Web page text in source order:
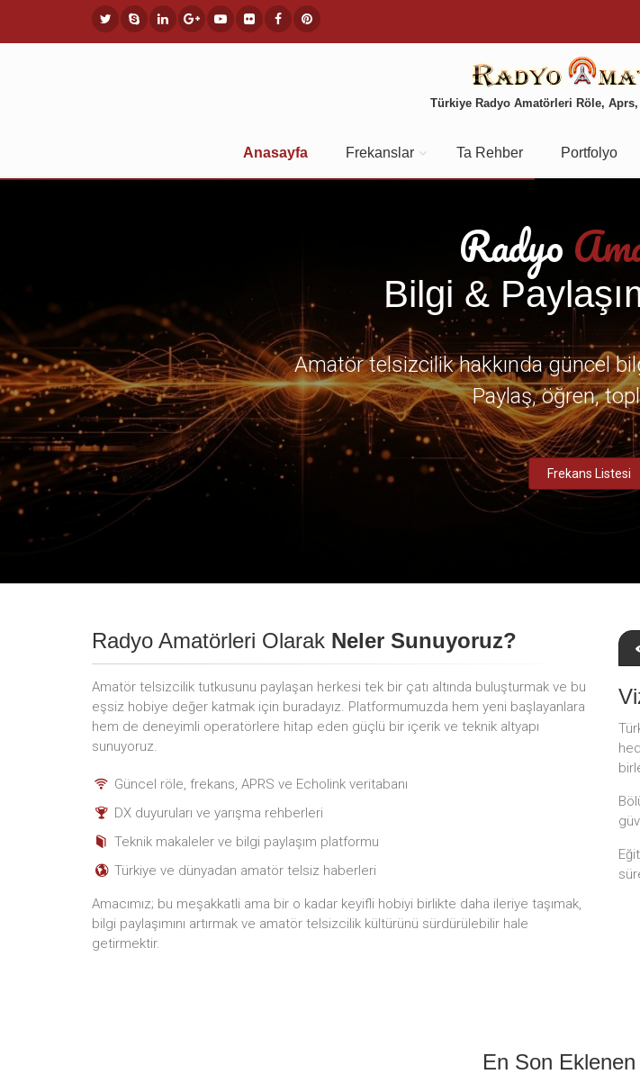
Türkiye Radyo Amatörleri Röle,
Anasayfa Frekanslar Ta Rehber Portfolyo
Radyo
Bilgi &
Amatör telsizcilik hakkında güncel
Paylaş, öğren,
Frekans Listesi
Radyo Amatörleri Olarak Neler Sunuyoruz?
Amatör telsizcilik tutkusunu paylaşan herkesi tek bir çatı altında buluşturmak ve bu
eşsiz hobiye değer katmak için buradayız. Platformumuzda hem yeni başlayanlara
hem de deneyimli operatörlere hitap eden güçlü bir içerik ve teknik altyapı
sunuyoruz.
Güncel röle, frekans, APRS ve Echolink veritabanı
DX duyuruları ve yarışma rehberleri
Teknik makaleler ve bilgi paylaşım platformu
Türkiye ve dünyadan amatör telsiz haberleri
Amacımız; bu meşakkatli ama bir o kadar keyifli hobiyi birlikte daha ileriye taşımak,
bilgi paylaşımını artırmak ve amatör telsizcilik kültürünü sürdürülebilir hale
getirmektir.
En Son Eklenen